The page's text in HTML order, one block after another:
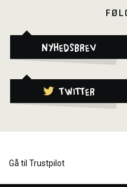
Nyhedsbrev
Twitter
Gå til Trustpilot